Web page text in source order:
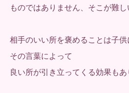
ものではありません、そこが難し
相手のいい所を褒めることは子供
その言葉によって
良い所が引き立ってくる効果もあ